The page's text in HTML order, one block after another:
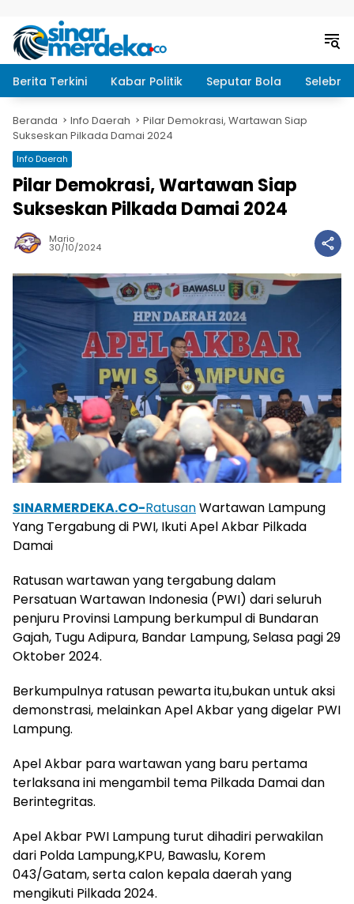
Berita Terkini Kabar Politik Seputar Bola
Beranda Info Daerah
Pilar Demokrasi, Wartawan Siap
Sukseskan Pilkada Damai 2024
Info Daerah
Pilar Demokrasi, Wartawan Siap
Sukseskan Pilkada Damai 2024
Mario
30/10/2024
SINARMERDEKA.CO-RatusanWartawan Lampung
Yang Tergabung di PWI, Ikuti Apel Akbar Pilkada
Damai
Ratusan wartawan yang tergabung dalam
Persatuan Wartawan Indonesia (PWI) dari seluruh
penjuru Provinsi Lampung berkumpul di Bundaran
Gajah, Tugu Adipura, Bandar Lampung, Selasa pagi 29
Oktober 2024.
Berkumpulnya ratusan pewarta itu,bukan untuk aksi
demonstrasi, melainkan Apel Akbar yang digelar PWI
Lampung.
Apel Akbar para wartawan yang baru pertama
terlaksana ini mengambil tema Pilkada Damai dan
Berintegritas.
Apel Akbar PWI Lampung turut dihadiri perwakilan
dari Polda Lampung,KPU, Bawaslu, Korem
043/Gatam, serta calon kepala daerah yang
mengikuti Pilkada 2024.